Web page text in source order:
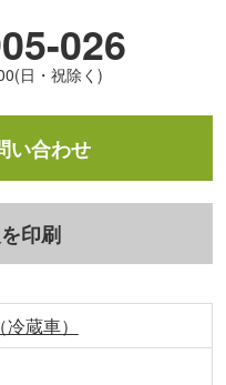
026
日・祝除く)
い合わせ
印刷
蔵車）